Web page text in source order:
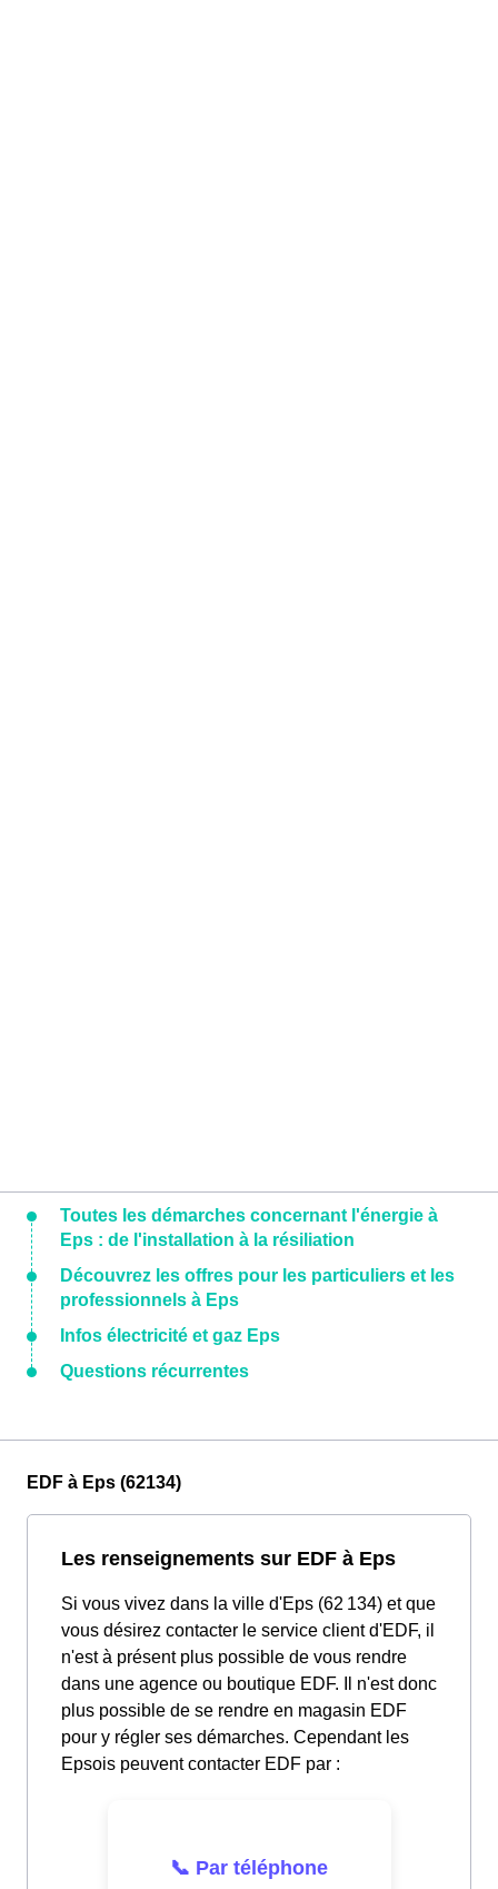
Toutes les démarches concernant l'énergie à
Eps : de l'installation à la résiliation
Découvrez les offres pour les particuliers et les
professionnels à Eps
Infos électricité et gaz Eps
Questions récurrentes
EDF à Eps (62134)
Les renseignements sur EDF à Eps
Si vous vivez dans la ville d'Eps (62 134) et que
vous désirez contacter le service client d'EDF, il
n'est à présent plus possible de vous rendre
dans une agence ou boutique EDF. Il n'est donc
plus possible de se rendre en magasin EDF
pour y régler ses démarches. Cependant les
Epsois peuvent contacter EDF par :
📞 Par téléphone